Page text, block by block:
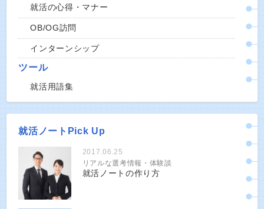
就活の心得・マナー
OB/OG訪問
インターンシップ
ツール
就活用語集
就活ノートPick Up
2017.06.25
リアルな選考情報・体験談
就活ノートの作り方